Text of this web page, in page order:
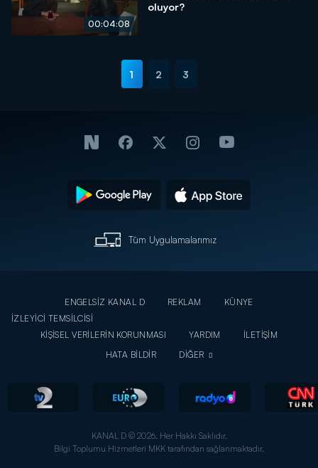
00:04:08
oluyor?
1 2 3
Tüm Uygulamalarımız
ENGELSİZ KANAL D REKLAM
KÜNYE
İZLEYİCİ TEMSİLCİSİ
KİŞİSEL VERİLERİN KORUNMASI
YARDIM
İLETİŞİM
HATA BİLDİR
DİĞER
KANAL D © 2026. Her Hakkı Saklıdır.
Bilgi Toplumu Hizmetleri MKK tarafından sağlanmaktadır.